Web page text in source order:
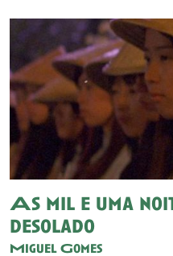
As mil e uma
desolado
Miguel Gomes